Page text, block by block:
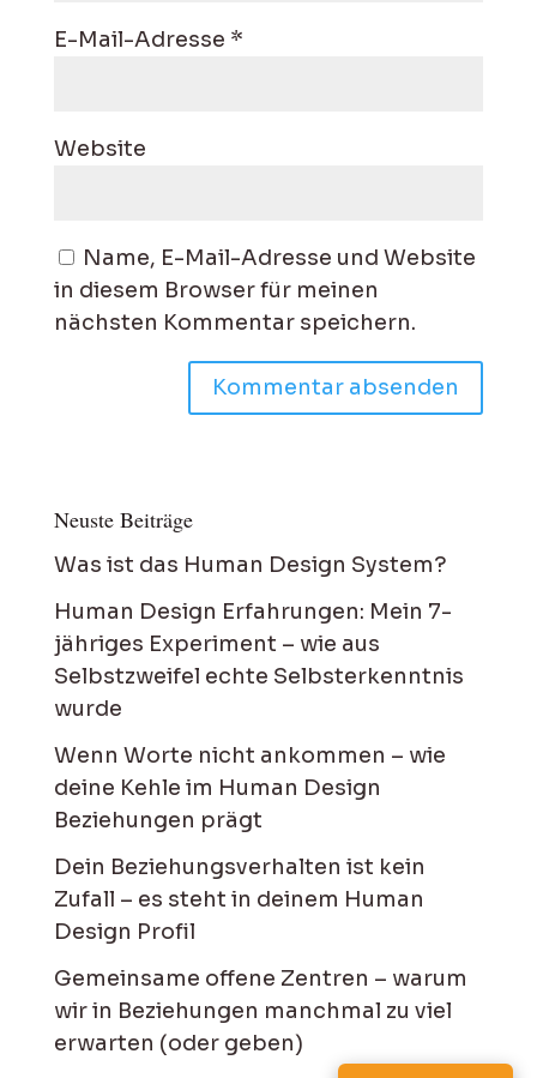
E-Mail-Adresse *
Website
Name, E-Mail-Adresse und Website
in diesem Browser für meinen
nächsten Kommentar speichern.
Neuste Beiträge
Was ist das Human Design System?
Human Design Erfahrungen: Mein 7-
jähriges Experiment – wie aus
Selbstzweifel echte Selbsterkenntnis
wurde
Wenn Worte nicht ankommen – wie
deine Kehle im Human Design
Beziehungen prägt
Dein Beziehungsverhalten ist kein
Zufall – es steht in deinem Human
Design Profil
Gemeinsame offene Zentren – warum
wir in Beziehungen manchmal zu viel
erwarten (oder geben)